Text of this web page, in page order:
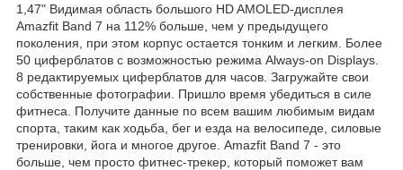
1,47" Видимая область большого HD AMOLED-дисплея
Amazfit Band 7 на 112% больше, чем у предыдущего
поколения, при этом корпус остается тонким и легким. Более
50 циферблатов с возможностью режима Always-on Displays.
8 редактируемых циферблатов для часов. Загружайте свои
собственные фотографии. Пришло время убедиться в силе
фитнеса. Получите данные по всем вашим любимым видам
спорта, таким как ходьба, бег и езда на велосипеде, силовые
тренировки, йога и многое другое. Amazfit Band 7 - это
больше, чем просто фитнес-трекер, который поможет вам